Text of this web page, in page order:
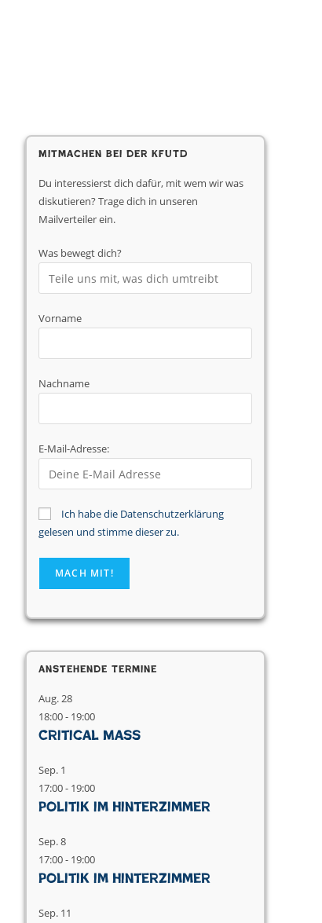
Mitmachen bei der KfUTD
Du interessierst dich dafür, mit wem wir was
diskutieren? Trage dich in unseren
Mailverteiler ein.
Was bewegt dich?
Vorname
Nachname
E-Mail-Adresse:
Ich habe die Datenschutzerklärung
gelesen und stimme dieser zu.
Anstehende Termine
Aug.28
18:00- 19:00
Critical Mass
Sep. 1
17:00- 19:00
Politik im Hinterzimmer
Sep.8
17:00- 19:00
Politik im Hinterzimmer
Sep. 11